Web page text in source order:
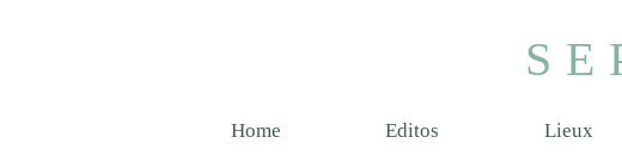
Home Editos Lieux